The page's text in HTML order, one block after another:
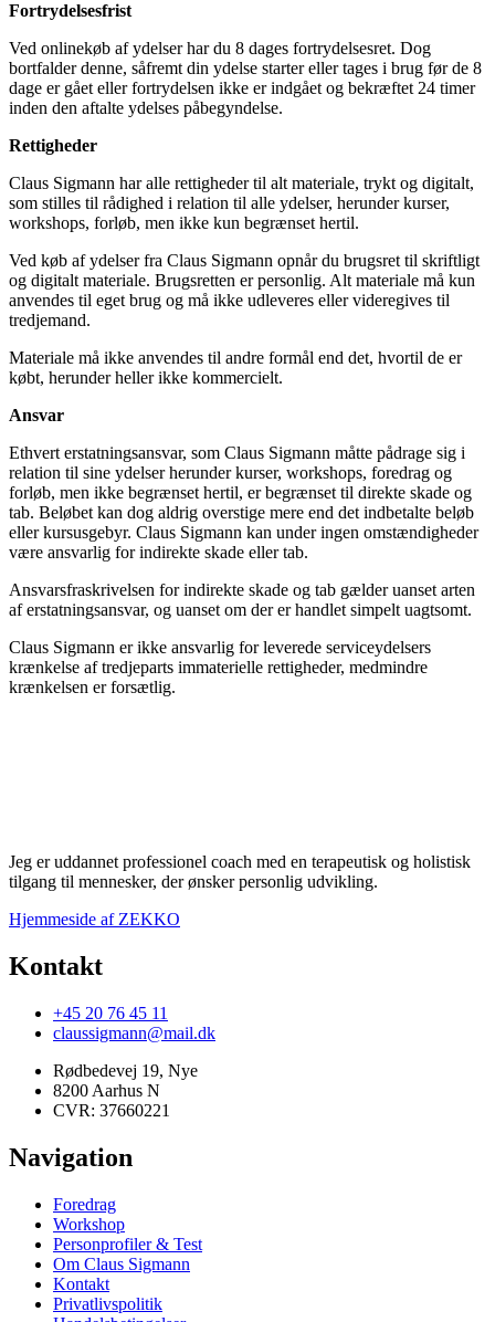
Fortrydelsesfrist
Ved onlinekøb af ydelser har du 8 dages fortrydelsesret. Dog
bortfalder denne, såfremt din ydelse starter eller tages i brug før de 8
dage er gået eller fortrydelsen ikke er indgået og bekræftet 24 timer
inden den aftalte ydelses påbegyndelse.
Rettigheder
Claus Sigmann har alle rettigheder til alt materiale, trykt og digitalt,
som stilles til rådighed i relation til alle ydelser, herunder kurser,
workshops, forløb, men ikke kun begrænset hertil.
Ved køb af ydelser fra Claus Sigmann opnår du brugsret til skriftligt
og digitalt materiale. Brugsretten er personlig. Alt materiale må kun
anvendes til eget brug og må ikke udleveres eller videregives til
tredjemand.
Materiale må ikke anvendes til andre formål end det, hvortil de er
købt, herunder heller ikke kommercielt.
Ansvar
Ethvert erstatningsansvar, som Claus Sigmann måtte pådrage sig i
relation til sine ydelser herunder kurser, workshops, foredrag og
forløb, men ikke begrænset hertil, er begrænset til direkte skade og
tab. Beløbet kan dog aldrig overstige mere end det indbetalte beløb
eller kursusgebyr. Claus Sigmann kan under ingen omstændigheder
være ansvarlig for indirekte skade eller tab.
Ansvarsfraskrivelsen for indirekte skade og tab gælder uanset arten
af erstatningsansvar, og uanset om der er handlet simpelt uagtsomt.
Claus Sigmann er ikke ansvarlig for leverede serviceydelsers
krænkelse af tredjeparts immaterielle rettigheder, medmindre
krænkelsen er forsætlig.
Jeg er uddannet professionel coach med en terapeutisk og holistisk
tilgang til mennesker, der ønsker personlig udvikling.
Hjemmeside af ZEKKO
Kontakt
+45 20 76 45 11
claussigmann@mail.dk
Rødbedevej 19, Nye
8200 Aarhus N
CVR: 37660221
Navigation
Foredrag
Workshop
Personprofiler & Test
Om Claus Sigmann
Kontakt
Privatlivspolitik